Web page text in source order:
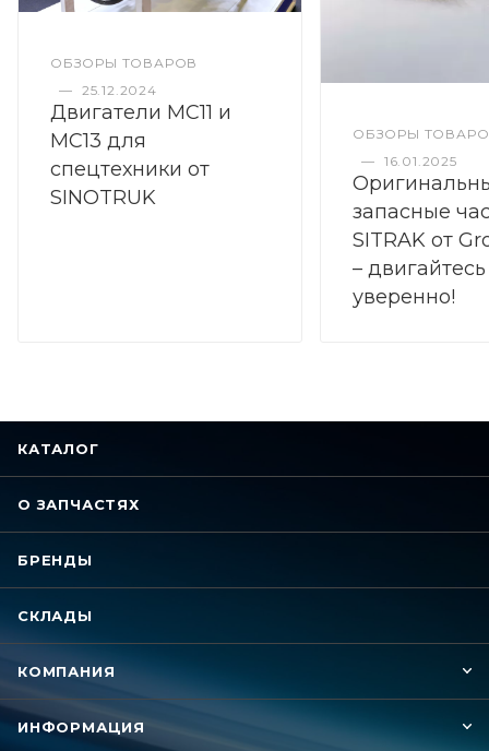
ОБЗОРЫ ТОВАРОВ
— 25.12.2024
Двигатели MC11 и
MC13 для
спецтехники от
SINOTRUK
ОБЗОРЫ
— 16.01.2025
запасные
SITRAK от
– двигайтесь
уверенно!
КАТАЛОГ
О ЗАПЧАСТЯХ
БРЕНДЫ
СКЛАДЫ
КОМПАНИЯ
ИНФОРМАЦИЯ